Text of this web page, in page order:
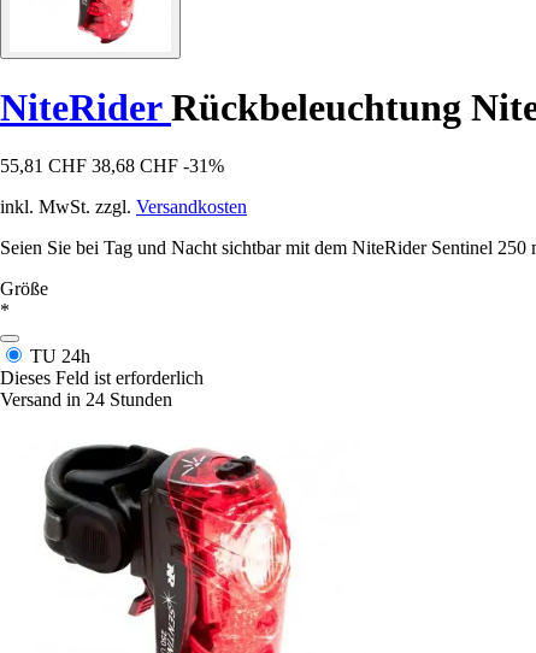
NiteRiderRückbeleuchtung
55,81 CHF 38,68 CHF -31%
inkl. MwSt. zzgl. Versandkosten
Seien Sie bei Tag und Nacht sichtbar mit dem NiteRider Sentinel
Größe
*
TU 24h
Dieses Feld ist erforderlich
Versand in 24 Stunden